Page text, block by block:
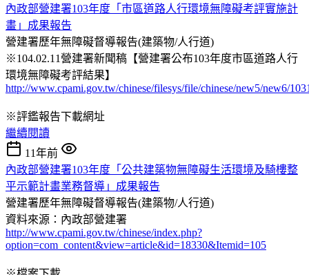
內政部營建署103年度「市區道路人行環境無障礙考評實施計
畫」成果報告
營建署歷年無障礙督導報告(建築物/人行道)
※104.02.11營建署新聞稿【營建署公布103年度市區道路人行
環境無障礙考評結果】
http://www.cpami.gov.tw/chinese/filesys/file/chinese/new5/new6/
※評鑑報告下載網址
繼續閱讀
11年前
內政部營建署103年度「公共建築物無障礙生活環境及騎樓整
平示範計畫業務督導」成果報告
營建署歷年無障礙督導報告(建築物/人行道)
資料來源：內政部營建署
http://www.cpami.gov.tw/chinese/index.php?
option=com_content&view=article&id=18330&Itemid=105